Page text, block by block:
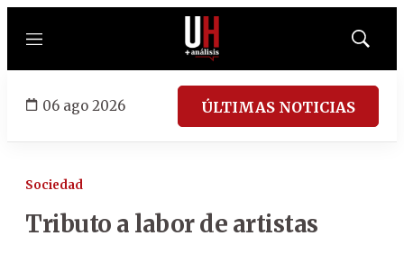
Menú
Mostrar
06 ago 2026 ÚLTIMAS NOTICIAS
Sociedad
Tributo a labor de artistas